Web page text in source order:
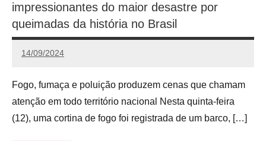
impressionantes do maior desastre por
queimadas da história no Brasil
14/09/2024
Calango
Fogo, fumaça e poluição produzem cenas que chamam
atenção em todo território nacional Nesta quinta-feira
(12), uma cortina de fogo foi registrada de um barco, […]